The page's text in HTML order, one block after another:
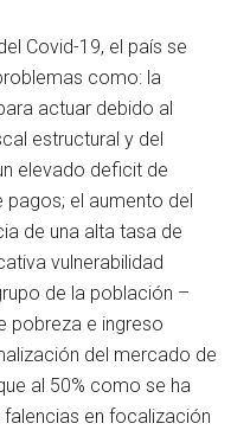
Covid-19, el país se
como: la
actuar debido al
estructural y del
elevado deficit de
el aumento del
de una alta tasa de
vulnerabilidad
de la población –
pobreza e ingreso
del mercado de
al 50% como se ha
en focalización